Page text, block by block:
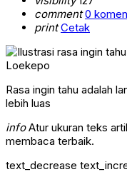
comment 0
print Cetak
Rasa ingin tahu adalah
lebih luas
infoAtur ukuran teks
membaca terbaik.
text_decrease